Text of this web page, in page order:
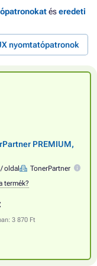
éseredeti
nyomtatópatronok
PREMIUM,
oldal
TonerPartner
termék?
3 870 Ft